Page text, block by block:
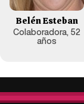
Belén Esteban
Colaboradora, 52
años